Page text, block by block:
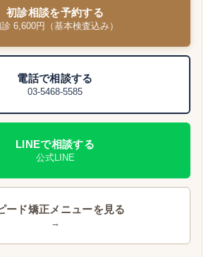
初診相談を予約する
6,600円（基本検査込み）
電話で相談する
03-5468-5585
LINEで相談する
公式LINE
ード矯正メニューを見る
→